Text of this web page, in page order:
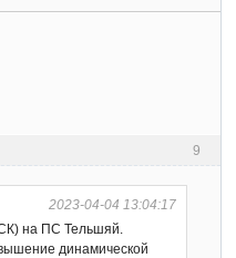
9
2023-04-04 13:04:17
на ПС Тельшяй.
динамической